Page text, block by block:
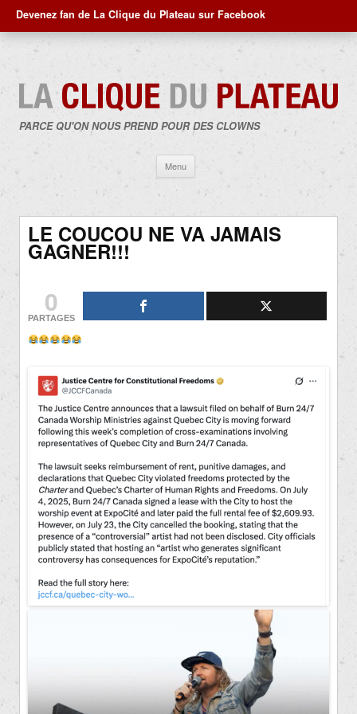
Devenez fan de La Clique du Plateau sur Facebook
PARCE QU'ON NOUS PREND POUR DES CLOWNS
Menu
contenu
LE COUCOU NE VA JAMAIS
GAGNER!!!
0
PARTAGES